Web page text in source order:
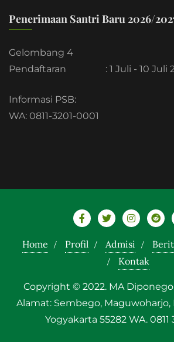
Penerimaan Santri Baru 2026/
Gelombang 4
Pendaftaran
: 1 Juli - 10 Juli
Informasi PSB:
WA: 0811-3201-0001
Home Profil Admisi
Kontak
Copyright © 2022. MA
Alamat: Sembego, Maguwoharjo,
Yogyakarta 55282 WA. 0811